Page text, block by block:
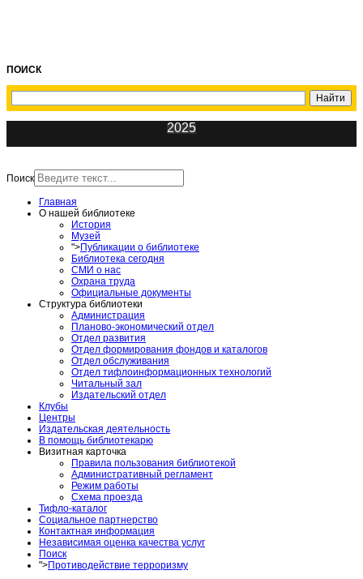
ПОИСК
2025
Поиск
Главная
О нашей библиотеке
История
Музей
">Публикации о библиотеке
Библиотека сегодня
СМИ о нас
Охрана труда
Официальные документы
Структура библиотеки
Администрация
Планово-экономический отдел
Отдел развития
Отдел формирования фондов и каталогов
Отдел обслуживания
Отдел тифлоинформационных технологий
Читальный зал
Издательский отдел
Клубы
Центры
Издательская деятельность
В помощь библиотекарю
Визитная карточка
Правила пользования библиотекой
Административный регламент
Режим работы
Схема проезда
Тифло-каталог
Социальное партнерство
Контактная информация
Независимая оценка качества услуг
Поиск
">Противодействие терроризму